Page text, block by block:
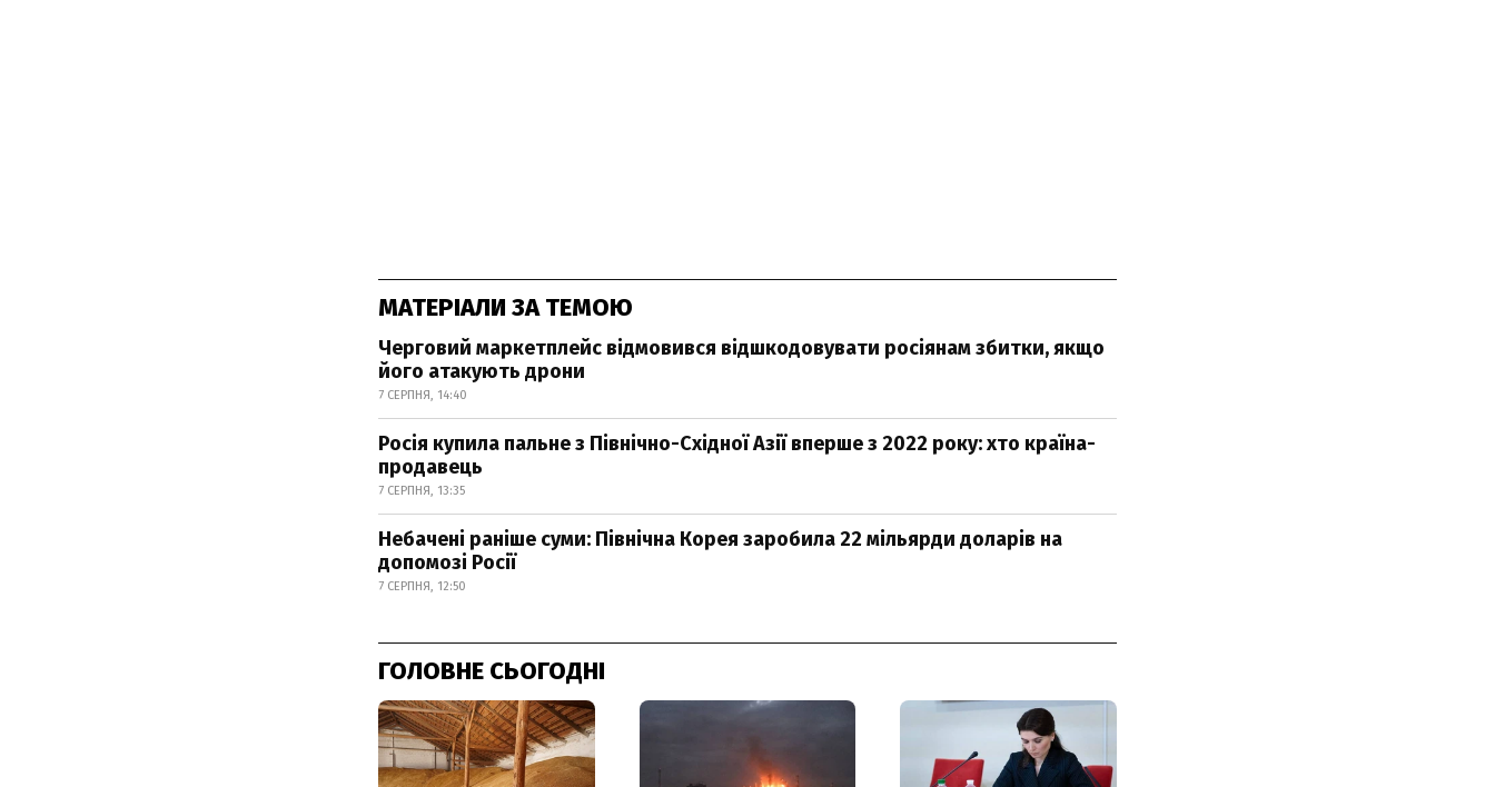
МАТЕРІАЛИ ЗА ТЕМОЮ
Черговий маркетплейс відмовився відшкодовувати росіянам збитки, якщо
його атакують дрони
7 СЕРПНЯ, 14:40
Росія купила пальне з Північно-Східної Азії вперше з 2022 року: хто країна-
продавець
7 СЕРПНЯ, 13:35
Небачені раніше суми: Північна Корея заробила 22 мільярди доларів на
допомозі Росії
7 СЕРПНЯ, 12:50
ГОЛОВНЕ СЬОГОДНІ